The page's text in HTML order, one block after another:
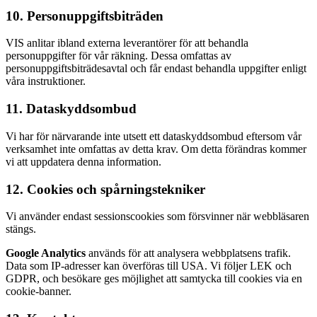
10. Personuppgiftsbiträden
VIS anlitar ibland externa leverantörer för att behandla
personuppgifter för vår räkning. Dessa omfattas av
personuppgiftsbiträdesavtal och får endast behandla uppgifter enligt
våra instruktioner.
11. Dataskyddsombud
Vi har för närvarande inte utsett ett dataskyddsombud eftersom vår
verksamhet inte omfattas av detta krav. Om detta förändras kommer
vi att uppdatera denna information.
12. Cookies och spårningstekniker
Vi använder endast sessionscookies som försvinner när webbläsaren
stängs.
Google Analytics används för att analysera webbplatsens trafik.
Data som IP-adresser kan överföras till USA. Vi följer LEK och
GDPR, och besökare ges möjlighet att samtycka till cookies via en
cookie-banner.